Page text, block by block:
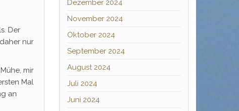
Der
nur
mir
Mal
an
Dezember 2024
November 2024
Oktober 2024
September 2024
August 2024
Juli 2024
Juni 2024